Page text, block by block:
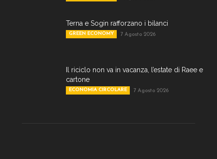
Terna e Sogin rafforzano i bilanci
GREEN ECONOMY 7 Agosto 2026
Il riciclo non va in vacanza, l’estate di Raee e
cartone
ECONOMIA CIRCOLARE 7 Agosto 2026